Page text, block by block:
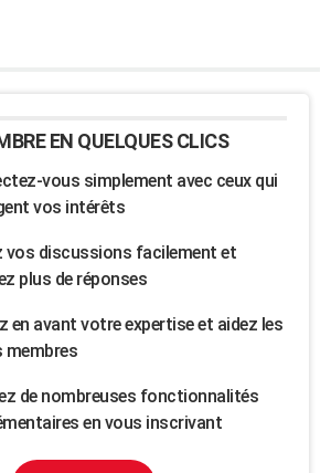
EN QUELQUES CLICS
vous simplement avec ceux qui
vos intérêts
vos discussions facilement et
plus de réponses
en avant votre expertise et aidez les
membres
de nombreuses fonctionnalités
en vous inscrivant